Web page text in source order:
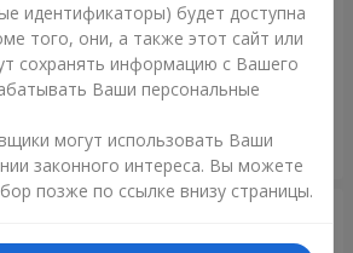
Фонтан шаров "Небо"
Заказать
идентификаторы) будет доступна
того, они, а также этот сайт или
сохранять информацию с Вашего
Ваши персональные
могут использовать Ваши
законного интереса. Вы можете
позже по ссылке внизу страницы.